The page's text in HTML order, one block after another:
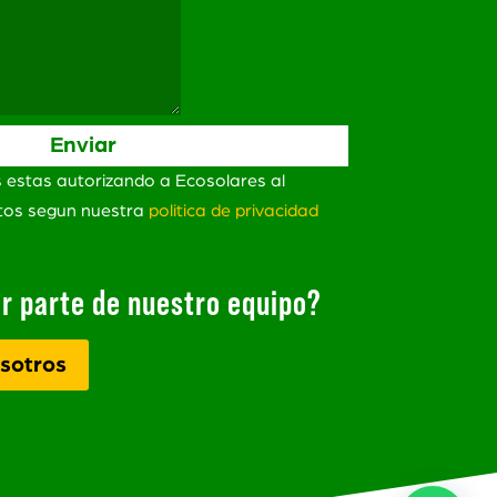
estas autorizando a Ecosolares al
segun nuestra politica de privacidad
parte de nuestro equipo?